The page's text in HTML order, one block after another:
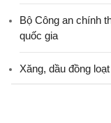
Bộ Công an chính
quốc gia
Xăng, dầu đồng